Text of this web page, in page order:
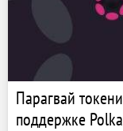
Парагвай
поддержке